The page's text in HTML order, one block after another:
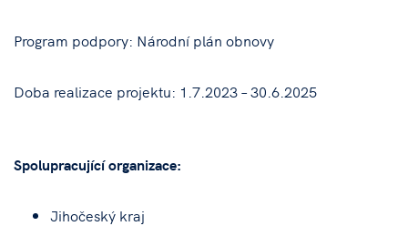
Program podpory: Národní plán obnovy
Doba realizace projektu: 1.7.2023 – 30.6.2025
Spolupracující organizace:
Jihočeský kraj